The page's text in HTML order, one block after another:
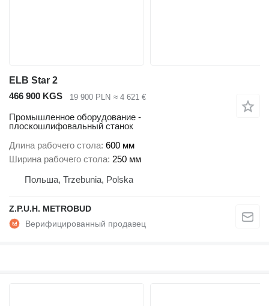
ELB Star 2
466 900 KGS
19 900 PLN ≈ 4 621 €
Промышленное оборудование -
плоскошлифовальный станок
Длина рабочего стола 600 мм
Ширина рабочего стола 250 мм
Польша, Trzebunia, Polska
Z.P.U.H. METROBUD